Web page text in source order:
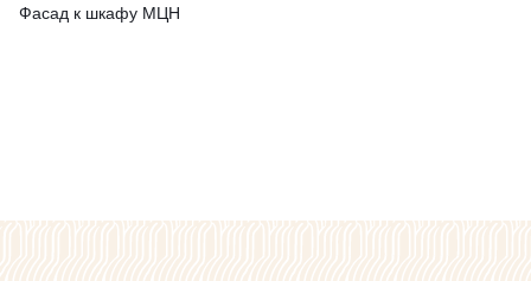
Фасад к шкафу МЦН